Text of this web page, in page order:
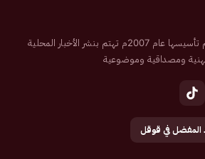
صحيفة إلكترونية سعودية تم تأسيسها عام 2007م تهتم بنشر الأخبار المحلية
ومصداقية وموضوعية
في قوقل